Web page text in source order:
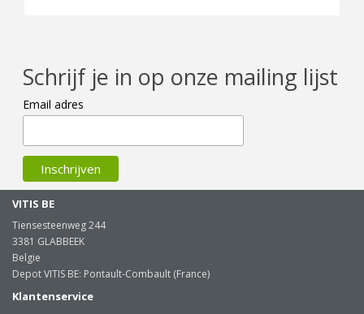
Schrijf je in op onze mailing lijst
Email adres
VITIS BE
Tiensesteenweg 244
3381 GLABBEEK
Belgie
Depot VITIS BE: Pontault-Combault (France)
Klantenservice